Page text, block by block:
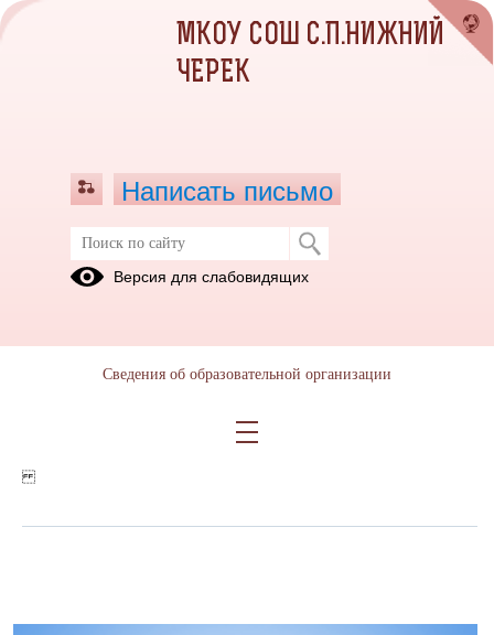
2025-06-24_005
Опубликовано на сайте
30 июня 2025
МКОУ СОШ С.П.НИЖНИЙ
ЧЕРЕК
Написать письмо
Версия для слабовидящих
Сведения об образовательной организации